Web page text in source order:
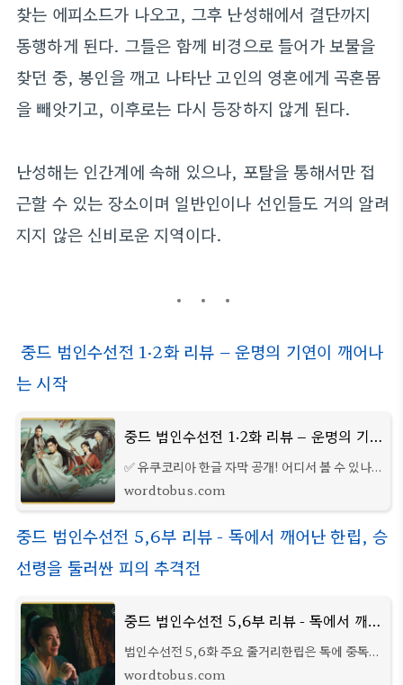
찾는 에피소드가 나오고, 그후 난성해에서 결단까지
동행하게 된다. 그들은 함께 비경으로 들어가 보물을
찾던 중, 봉인을 깨고 나타난 고인의 영혼에게 곡혼몸
을 빼앗기고, 이후로는 다시 등장하지 않게 된다.
난성해는 인간계에 속해 있으나, 포탈을 통해서만 접
근할 수 있는 장소이며 일반인이나 선인들도 거의 알려
지지 않은 신비로운 지역이다.
중드 범인수선전 1·2화 리뷰 – 운명의 기연이 깨어나
는 시작
중드 범인수선전 1·2화 리뷰 – 운명의 기연이 깨어나는 시작
✅ 유쿠코리아 한글 자막 공개! 어디서 볼 수 있나?
기다린 만큼 유쿠에 가서 확인해 보니, 범인수선전
wordtobus.com
중드 범인수선전 5,6부 리뷰 - 독에서 깨어난 한립, 승
선령을 둘러싼 피의 추격전
중드 범인수선전 5,6부 리뷰 - 독에서 깨어난 한립, 승선령을 둘러싼 피의 추격전
범인수선전 5,6화 주요 줄거리한립은 독에 중독되
어 의식을 잃은 채 방 안에 쓰러져 있었고, 곁에서
wordtobus.com